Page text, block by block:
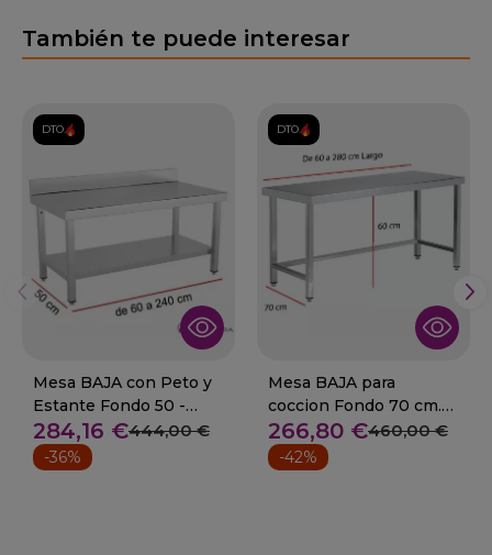
También te puede interesar
DTO.
Mesa BAJA con Peto y
Estante Fondo 50 -
Largo 60 a 240 cm
284,16 €444,00 €
-36%
DTO.
Mesa BAJA para
coccion Fondo 70 cm.
Desde 60 a 280 cm
266,80 €460,00 €
-42%